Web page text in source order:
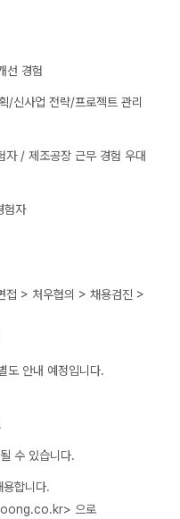
선 경험
/신사업 전략/프로젝트 관리
/ 제조공장 근무 경험 우대
험자
접 > 처우협의 > 채용검진 >
도 안내 예정입니다.
수 있습니다.
합니다.
으로